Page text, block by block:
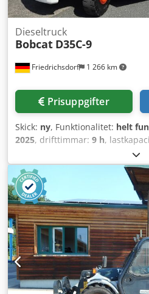
Friedrichsdorf 1 266 km
Dieseltruck
Bobcat D35C-9
Prisuppgifter
Skick: ny, Funktionalitet: helt
2025, drifttimmar: 9 h,
1 300 mm
masttyp:triplex, byggnadshöjd:
(61,18 hk)
, gaffelbordets bredd:
1 200 mm
,
drivtyp:Diesel,
Dieselgaffeltruck Lastens
Amkek ISO-klass: ISO-klass 3 =
Triplex Växellåda:
Skick: Ny maskin Tekniskt skick:
Superelastik Framdäck, storlek:
80–100 % Bakdäck, typ: